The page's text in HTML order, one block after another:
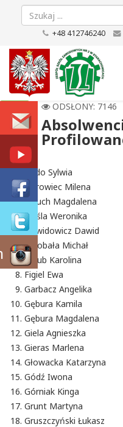
+48 412746240
ODSŁONY: 7146
Bado Sylwia
Borowiec Milena
Celuch Magdalena
Cieśla Weronika
Dawidowicz Dawid
Dziobała Michał
Dziub Karolina
Figiel Ewa
Garbacz Angelika
Gębura Kamila
Gębura Magdalena
Giela Agnieszka
Gieras Marlena
Głowacka Katarzyna
Gódź Iwona
Górniak Kinga
Grunt Martyna
Gruszczyński Łukasz